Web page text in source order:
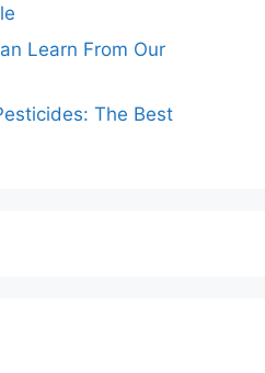
Learn From Our
The Best